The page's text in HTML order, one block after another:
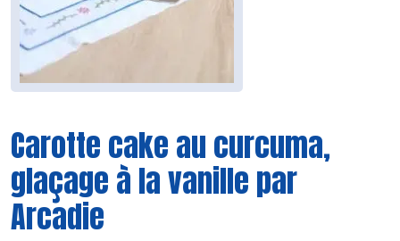
Carotte cake au curcuma,
glaçage à la vanille par
Arcadie